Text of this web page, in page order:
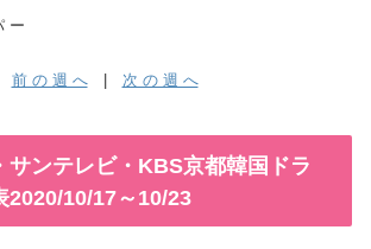
ー
前 の 週 へ| 次 の 週 へ
サンテレビ・KBS京都韓国ドラ
2020/10/17～10/23